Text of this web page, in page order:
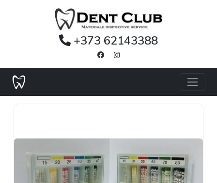
+373 62143388